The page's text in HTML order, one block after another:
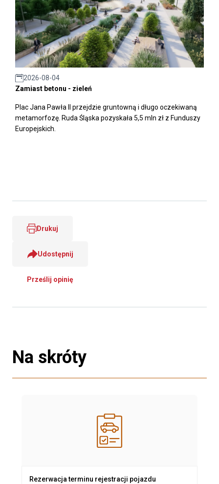
2026-08-04
Zamiast betonu - zieleń
Plac Jana Pawła II przejdzie gruntowną i długo oczekiwaną
metamorfozę. Ruda Śląska pozyskała 5,5 mln zł z Funduszy
Europejskich.
Drukuj
Udostępnij
Prześlij opinię
Na skróty
Rezerwacja terminu rejestracji pojazdu